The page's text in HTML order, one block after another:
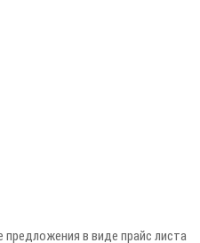
в виде прайс листа